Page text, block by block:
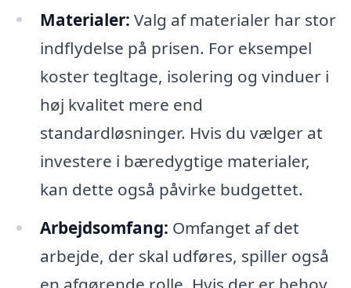
Materialer: Valg af materialer har stor
indflydelse på prisen. For eksempel
koster tegltage, isolering og vinduer i
høj kvalitet mere end
standardløsninger. Hvis du vælger at
investere i bæredygtige materialer,
kan dette også påvirke budgettet.
Arbejdsomfang: Omfanget af det
arbejde, der skal udføres, spiller også